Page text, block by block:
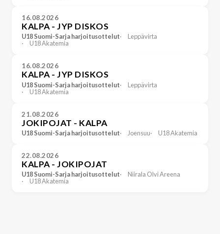
16.08.2026
KALPA - JYP DISKOS
U18 Suomi-Sarja harjoitusottelut
Leppävirta
U18 Akatemia
16.08.2026
KALPA - JYP DISKOS
U18 Suomi-Sarja harjoitusottelut
Leppävirta
U18 Akatemia
21.08.2026
JOKIPOJAT - KALPA
U18 Suomi-Sarja harjoitusottelut Joensuu U18 Akatemia
22.08.2026
KALPA - JOKIPOJAT
U18 Suomi-Sarja harjoitusottelut
Niirala Olvi Areena
U18 Akatemia